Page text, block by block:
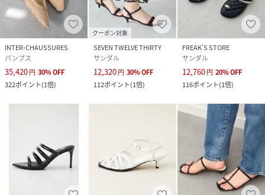
INTER-CHAUSSURES
パンプス
35,420円 30%OFF
322ポイント(1倍)
クーポン対象
SEVEN TWELVE THIRTY
サンダル
12,320円 30%OFF
112ポイント(1倍)
FREAK’S STORE
サンダル
12,760円 20%OFF
116ポイント(1倍)